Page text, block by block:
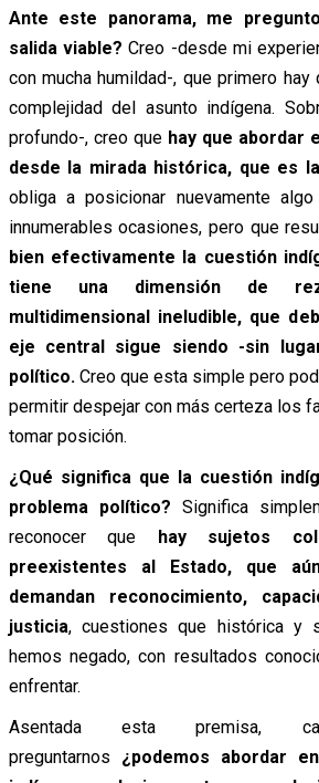
Ante este panorama, me
salida viable? Creo -desde mi
con mucha humildad-, que primero
complejidad del asunto indígena.
profundo-, creo que hay que abordar
desde la mirada histórica, que es
obliga a posicionar nuevamente
innumerables ocasiones, pero que
bien efectivamente la cuestión
tiene una dimensión de
multidimensional ineludible, que
eje central sigue siendo -sin
político. Creo que esta simple pero
permitir despejar con más certeza los
tomar posición.
¿Qué significa que la cuestión
problema político? Significa
reconocer que hay sujetos
preexistentes al Estado, que
demandan reconocimiento,
justicia, cuestiones que histórica y
hemos negado, con resultados
enfrentar.
Asentada esta premisa,
preguntarnos ¿podemos abordar